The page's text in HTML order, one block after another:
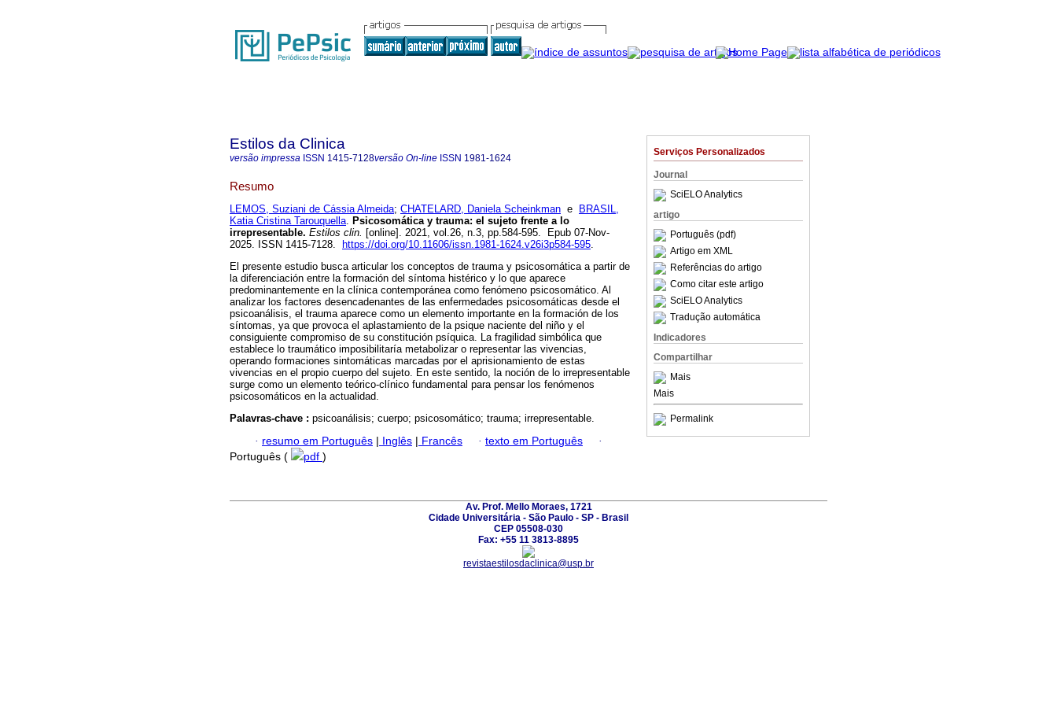
Serviços Personalizados
Journal
SciELO Analytics
artigo
Português (pdf)
Artigo em XML
Referências do artigo
Como citar este artigo
SciELO Analytics
Tradução automática
Indicadores
Compartilhar
Mais
Mais
Permalink
Estilos da Clinica
versão impressa ISSN 1415-7128versão On-line ISSN 1981-1624
Resumo
LEMOS, Suziani de Cássia Almeida; CHATELARD, Daniela Scheinkman e
BRASIL,
Katia Cristina Tarouquella. Psicosomática y trauma: el sujeto frente a lo
irrepresentable. Estilos clin. [online]. 2021, vol.26, n.3, pp.584-595. Epub 07-Nov-
2025. ISSN 1415-7128.
https://doi.org/10.11606/issn.1981-1624.v26i3p584-595.
El presente estudio busca articular los conceptos de trauma y psicosomática a partir de
la diferenciación entre la formación del síntoma histérico y lo que aparece
predominantemente en la clínica contemporánea como fenómeno psicosomático. Al
analizar los factores desencadenantes de las enfermedades psicosomáticas desde el
psicoanálisis, el trauma aparece como un elemento importante en la formación de los
síntomas, ya que provoca el aplastamiento de la psique naciente del niño y el
consiguiente compromiso de su constitución psíquica. La fragilidad simbólica que
establece lo traumático imposibilitaría metabolizar o representar las vivencias,
operando formaciones sintomáticas marcadas por el aprisionamiento de estas
vivencias en el propio cuerpo del sujeto. En este sentido, la noción de lo irrepresentable
surge como un elemento teórico-clínico fundamental para pensar los fenómenos
psicosomáticos en la actualidad.
Palavras-chave : psicoanálisis; cuerpo; psicosomático; trauma; irrepresentable.
· resumo em Português | Inglês | Francês · texto em Português
·
Português (
pdf )
Av. Prof. Mello Moraes, 1721
Cidade Universitária - São Paulo - SP - Brasil
CEP 05508-030
Fax: +55 11 3813-8895
revistaestilosdaclinica@usp.br